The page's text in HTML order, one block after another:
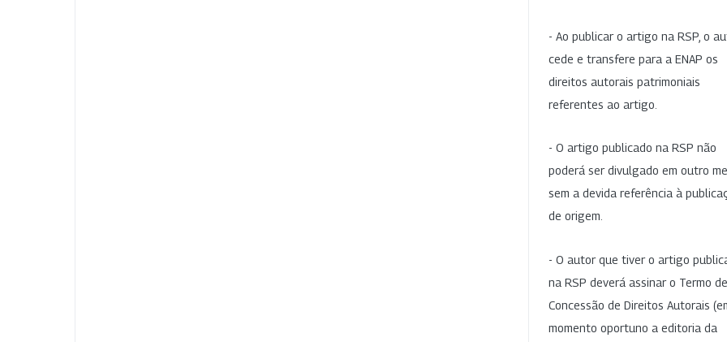
- Ao publicar o artigo na RSP, o
cede e transfere para a ENAP os
direitos autorais patrimoniais
referentes ao artigo.
- O artigo publicado na RSP não
poderá ser divulgado em outro
sem a devida referência à
de origem.
- O autor que tiver o artigo
na RSP deverá assinar o Termo de
Concessão de Direitos Autorais
momento oportuno a editoria da